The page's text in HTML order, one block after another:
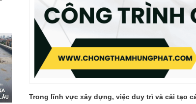
Trong lĩnh vực xây dựng, việc duy trì và cải tạo